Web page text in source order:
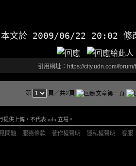
本文於 2009/06/22 20:02 修
引用網址：https://city.udn.com/
第 頁／共2頁
供上傳，不代表 udn 立場。
問題 服務條款 著作權聲明 隱私權聲明 客服